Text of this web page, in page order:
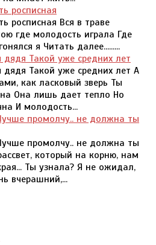
росписная
росписная Вся в траве
где молодость играла Где
я Читать далее.........
Такой уже средних лет
дядя Такой уже средних лет А
как ласковый зверь Ты
Она лишь дает тепло Но
И молодость...
промолчу.. не должна ты
промолчу.. не должна ты
который на корню, нам
Ты узнала? Я не ожидал,
вчерашний,...